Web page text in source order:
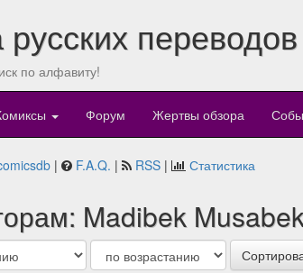
русских
по алфавиту!
Форум Жертвы обзора
| F.A.Q. | RSS | Статистика
Madibek